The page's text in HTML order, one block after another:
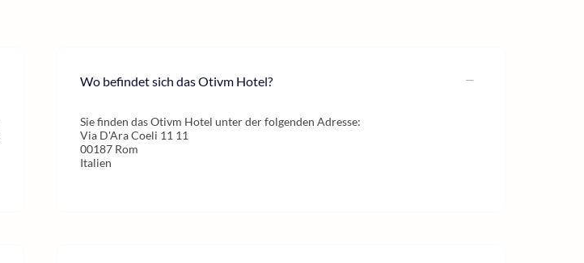
Wo befindet sich das Otivm Hotel?
Sie finden das Otivm Hotel unter der folgenden Adresse:
Via D'Ara Coeli 11 11
00187 Rom
Italien